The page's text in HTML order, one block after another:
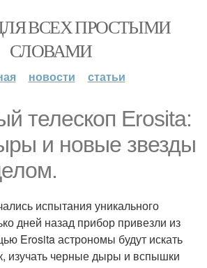
ВСЕХ ПРОСТЫМИ
СЛОВАМИ
новости статьи
телескоп Erosita:
и новые звезды
испытания уникального
дней назад прибор привезли из
Erosita астрономы будут искать
изучать черные дыры и вспышки